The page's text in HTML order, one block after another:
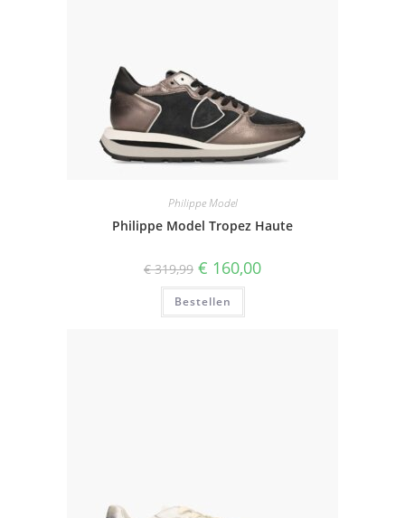
Philippe Model
Philippe Model Tropez Haute
€319,99 Oorspronkelijke
prijs
was:
€ 319,99.
€ 160,00Huidige
Bestellen